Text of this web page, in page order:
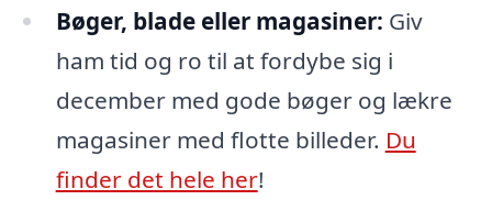
Bøger, blade eller magasiner: Giv
ham tid og ro til at fordybe sig i
december med gode bøger og lækre
magasiner med flotte billeder. Du
finder det hele her!